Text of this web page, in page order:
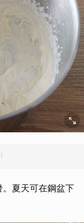
夏天可在鋼盆下